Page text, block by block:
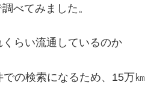
べてみました。
の検索になるため、15万